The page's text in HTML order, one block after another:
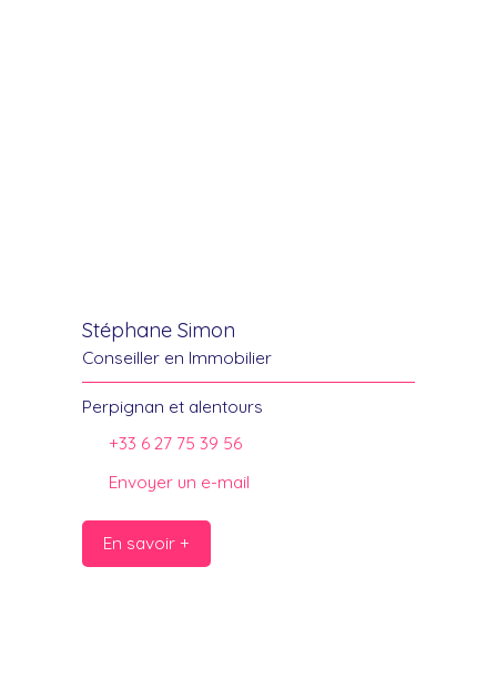
Stéphane Simon
Conseiller en Immobilier
Perpignan et alentours
+33 6 27 75 39 56
Envoyer un e-mail
En savoir +